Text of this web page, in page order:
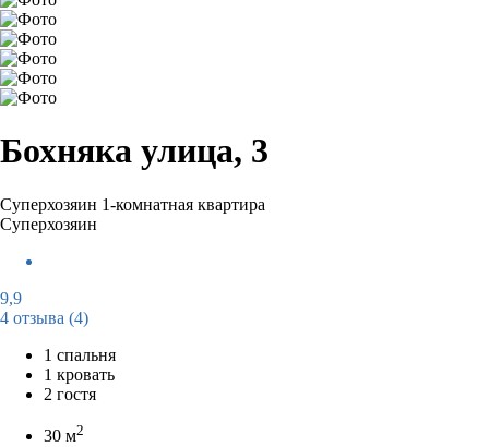
Бохняка улица, 3
Суперхозяин 1-комнатная квартира
Суперхозяин
9,9
4 отзыва (4)
1 спальня
1 кровать
2 гостя
30 м2